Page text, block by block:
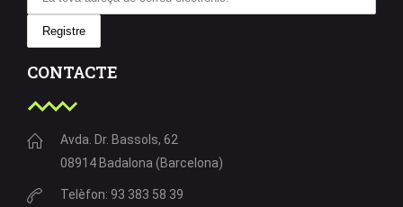
CONTACTE
Avda. Dr. Bassols, 62
08914 Badalona (Barcelona)
Telèfon: 93 383 58 39